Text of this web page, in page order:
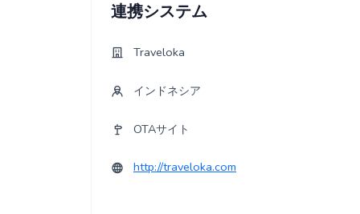
連携システム
Traveloka
インドネシア
OTAサイト
http://traveloka.com